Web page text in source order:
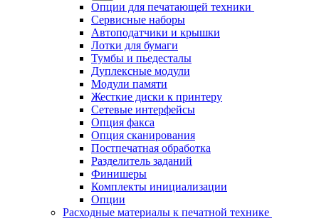
Опции для печатающей техники
Сервисные наборы
Автоподатчики и крышки
Лотки для бумаги
Тумбы и пьедесталы
Дуплексные модули
Модули памяти
Жесткие диски к принтеру
Сетевые интерфейсы
Опция факса
Опция сканирования
Постпечатная обработка
Разделитель заданий
Финишеры
Комплекты инициализации
Опции
Расходные материалы к печатной технике